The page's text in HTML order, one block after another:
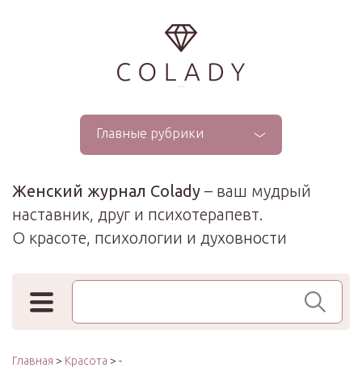
...
Главные рубрики
Женский журнал Colady – ваш мудрый
наставник, друг и психотерапевт.
О красоте, психологии и духовности
Поиск по сайту
Главная > Красота > -